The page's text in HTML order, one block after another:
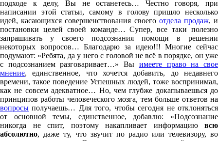
подходе к делу, Вы не останетесь… Честно говоря, при
написании этой статьи, самому в голову пришло несколько
идей, касающихся совершенствования своего отдела продаж, и
постановки целей своей команде… Супер, все таки полезно
запрашивать у своего подсознания помощи в решении
некоторых вопросов… Благодарю за идею!!! Многие сейчас
подумают: «Ребята, да у него с головой не всё в порядке, он уже
с подсознанием разговаривает…» Вы имеете право на свое
мнение, единственное, что хочется добавить, до недавнего
времени, такое поведение Успешных людей, тоже воспринимал,
как не совсем адекватное… Но, чем глубже докапываешься до
принципов работы человеческого мозга, тем больше ответов на
вопросы получаешь… Для того, чтобы сегодня не отклоняться
от основной темы, единственное, добавлю: «Подсознание
никогда не спит, поэтому накапливает информацию всю
абсолютно, даже ту, что звучит по радио или телевизору, во